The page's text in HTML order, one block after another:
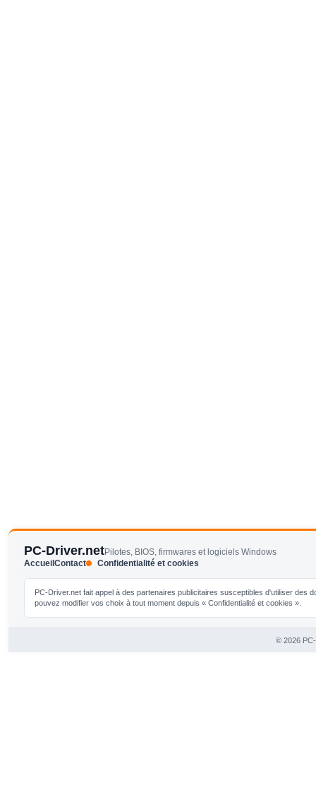
PC-Driver.netPilotes, BIOS, firmwares et logiciels Windows
AccueilContact Confidentialité et cookies
PC-Driver.net fait appel à des partenaires publicitaires susceptibles d'utiliser
pouvez modifier vos choix à tout moment depuis « Confidentialité et cookies ».
© 2026